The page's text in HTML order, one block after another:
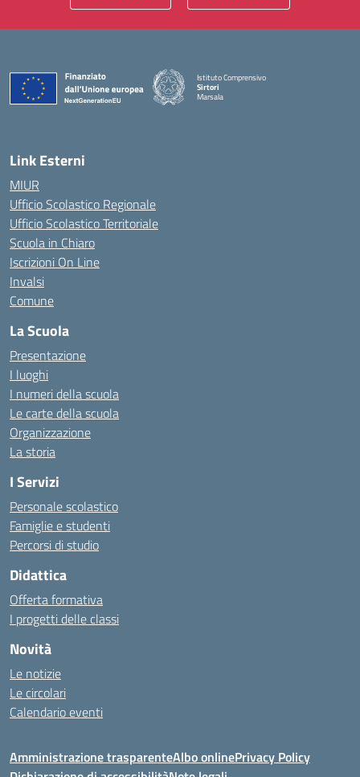
Istituto Comprensivo
Sirtori
Marsala
Link Esterni
MIUR
Ufficio Scolastico Regionale
Ufficio Scolastico Territoriale
Scuola in Chiaro
Iscrizioni On Line
Invalsi
Comune
La Scuola
Presentazione
I luoghi
I numeri della scuola
Le carte della scuola
Organizzazione
La storia
I Servizi
Personale scolastico
Famiglie e studenti
Percorsi di studio
Didattica
Offerta formativa
I progetti delle classi
Novità
Le notizie
Le circolari
Calendario eventi
Amministrazione trasparenteAlbo onlinePrivacy Policy